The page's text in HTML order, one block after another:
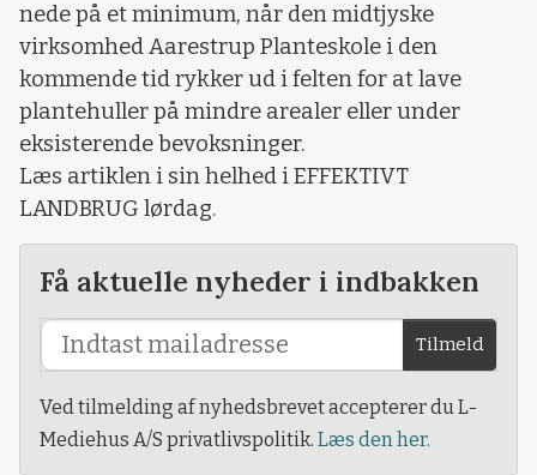
nede på et minimum, når den midtjyske
virksomhed Aarestrup Planteskole i den
kommende tid rykker ud i felten for at lave
plantehuller på mindre arealer eller under
eksisterende bevoksninger.
Læs artiklen i sin helhed i EFFEKTIVT
LANDBRUG lørdag.
Få aktuelle nyheder i indbakken
Tilmeld
Ved tilmelding af nyhedsbrevet accepterer du L-
Mediehus A/S privatlivspolitik. Læs den her.